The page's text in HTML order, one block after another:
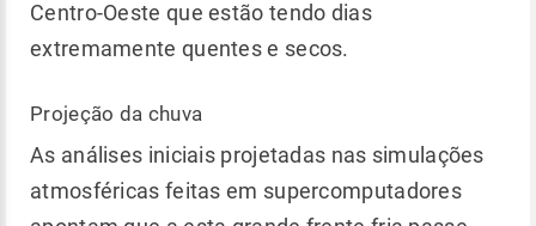
Centro-Oeste que estão tendo dias
extremamente quentes e secos.
Projeção da chuva
As análises iniciais projetadas nas simulações
atmosféricas feitas em supercomputadores